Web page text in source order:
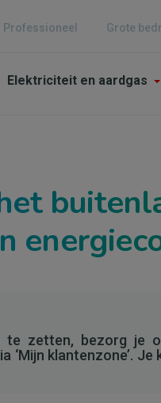
Professioneel Grote
Main
Elektriciteit en aardgas
zetten, bezorg je
‘Mijn klantenzone’.